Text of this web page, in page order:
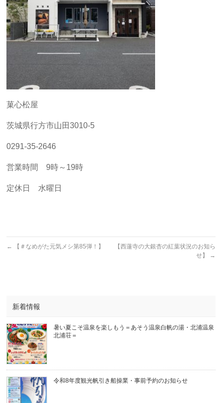
菓心松屋
茨城県行方市山田3010-5
0291-35-2646
営業時間 9時～19時
定休日 水曜日
← 【＃なめがた元気メシ第85弾！】
【西蓮寺の大銀杏の紅葉状況のお知ら
せ】
→
新着情報
暑い夏こそ温泉を楽しもう＝あそう温泉白帆の湯・北浦温泉
北浦荘＝
令和8年度観光帆引き船操業・事前予約のお知らせ